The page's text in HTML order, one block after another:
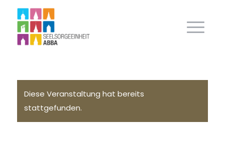
Diese Veranstaltung hat bereits
stattgefunden.